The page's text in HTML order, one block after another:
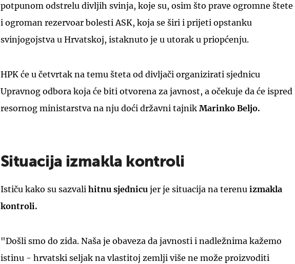
potpunom odstrelu divljih svinja, koje su, osim što prave ogromne štete
i ogroman rezervoar bolesti ASK, koja se širi i prijeti opstanku
svinjogojstva u Hrvatskoj, istaknuto je u utorak u priopćenju.
HPK će u četvrtak na temu šteta od divljači organizirati sjednicu
Upravnog odbora koja će biti otvorena za javnost, a očekuje da će ispred
resornog ministarstva na nju doći državni tajnik Marinko Beljo.
Situacija izmakla kontroli
Ističu kako su sazvali hitnu sjednicu jer je situacija na terenu izmakla
kontroli.
"Došli smo do zida. Naša je obaveza da javnosti i nadležnima kažemo
istinu - hrvatski seljak na vlastitoj zemlji više ne može proizvoditi